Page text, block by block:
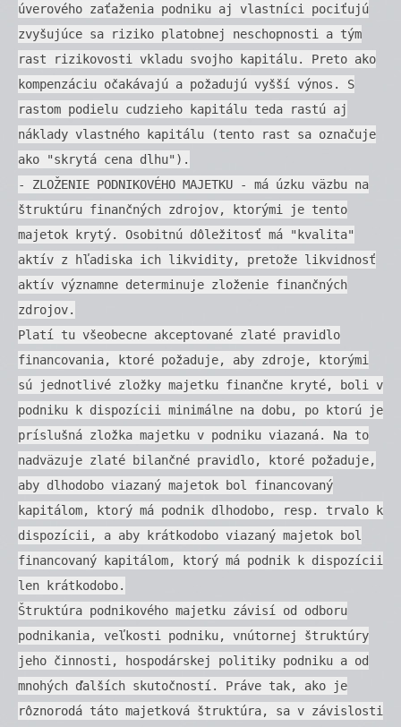
úverového zaťaženia podniku aj vlastníci pociťujú
zvyšujúce sa riziko platobnej neschopnosti a tým
rast rizikovosti vkladu svojho kapitálu. Preto ako
kompenzáciu očakávajú a požadujú vyšší výnos. S
rastom podielu cudzieho kapitálu teda rastú aj
náklady vlastného kapitálu (tento rast sa označuje
ako "skrytá cena dlhu").
- ZLOŽENIE PODNIKOVÉHO MAJETKU - má úzku väzbu na
štruktúru finančných zdrojov, ktorými je tento
majetok krytý. Osobitnú dôležitosť má "kvalita"
aktív z hľadiska ich likvidity, pretože likvidnosť
aktív významne determinuje zloženie finančných
zdrojov.
Platí tu všeobecne akceptované zlaté pravidlo
financovania, ktoré požaduje, aby zdroje, ktorými
sú jednotlivé zložky majetku finančne kryté, boli v
podniku k dispozícii minimálne na dobu, po ktorú je
príslušná zložka majetku v podniku viazaná. Na to
nadväzuje zlaté bilančné pravidlo, ktoré požaduje,
aby dlhodobo viazaný majetok bol financovaný
kapitálom, ktorý má podnik dlhodobo, resp. trvalo k
dispozícii, a aby krátkodobo viazaný majetok bol
financovaný kapitálom, ktorý má podnik k dispozícii
len krátkodobo.
Štruktúra podnikového majetku závisí od odboru
podnikania, veľkosti podniku, vnútornej štruktúry
jeho činnosti, hospodárskej politiky podniku a od
mnohých ďalších skutočností. Práve tak, ako je
rôznorodá táto majetková štruktúra, sa v závislosti